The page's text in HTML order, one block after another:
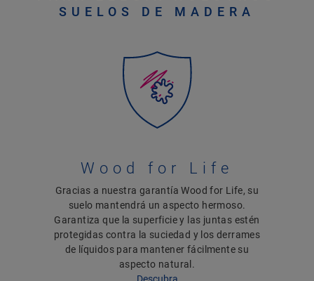
SUELOS DE MADERA
Wood for Life
Gracias a nuestra garantía Wood for Life, su
suelo mantendrá un aspecto hermoso.
Garantiza que la superficie y las juntas estén
protegidas contra la suciedad y los derrames
de líquidos para mantener fácilmente su
aspecto natural.
Descubra